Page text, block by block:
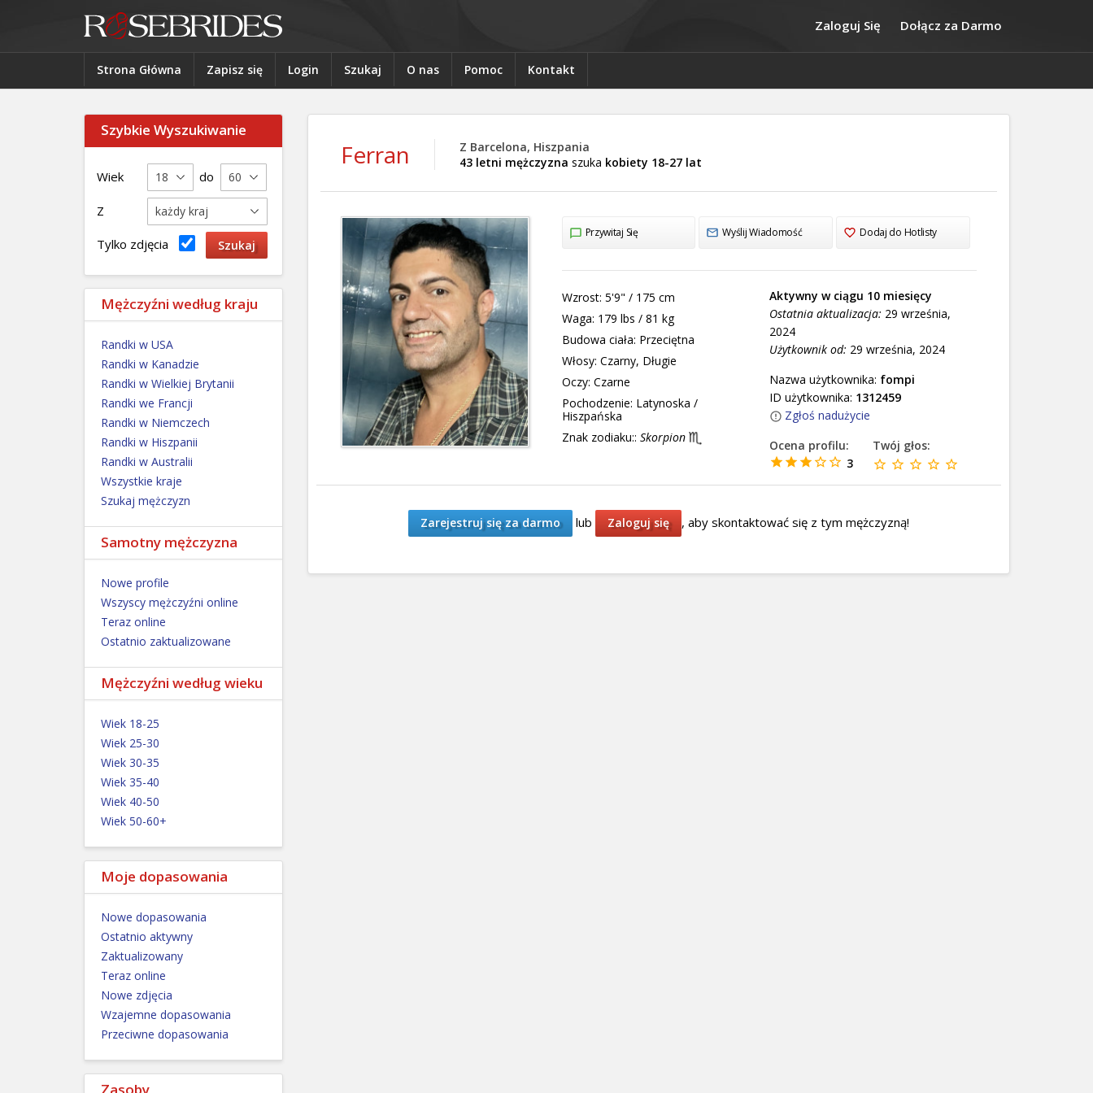
Zaloguj Się Dołącz za Darmo
Strona Główna Zapisz się Login Szukaj O nas Pomoc Kontakt
Szybkie Wyszukiwanie
Wiek do
Z
Tylko zdjęcia
Mężczyźni według kraju
Randki w USA
Randki w Kanadzie
Randki w Wielkiej Brytanii
Randki we Francji
Randki w Niemczech
Randki w Hiszpanii
Randki w Australii
Wszystkie kraje
Szukaj mężczyzn
Samotny mężczyzna
Nowe profile
Wszyscy mężczyźni online
Teraz online
Ostatnio zaktualizowane
Mężczyźni według wieku
Wiek 18-25
Wiek 25-30
Wiek 30-35
Wiek 35-40
Wiek 40-50
Wiek 50-60+
Moje dopasowania
Nowe dopasowania
Ostatnio aktywny
Zaktualizowany
Teraz online
Nowe zdjęcia
Wzajemne dopasowania
Przeciwne dopasowania
Ferran
Z Barcelona, Hiszpania
43 letni mężczyzna szuka kobiety 18-27 lat
Przywitaj Się Wyślij Wiadomość Dodaj do Hotlisty
Wzrost: 5'9" / 175 cm
Waga: 179 lbs / 81 kg
Budowa ciała: Przeciętna
Włosy: Czarny, Długie
Oczy: Czarne
Pochodzenie: Latynoska /
Hiszpańska
Znak zodiaku:: Skorpion
Aktywny w ciągu 10 miesięcy
Ostatnia aktualizacja: 29 września,
2024
Użytkownik od: 29 września, 2024
Nazwa użytkownika: fompi
ID użytkownika: 1312459
Zgłoś nadużycie
Ocena profilu:
3
Twój głos:
Zarejestruj się za darmo lub Zaloguj się , aby skontaktować się z tym mężczyzną!